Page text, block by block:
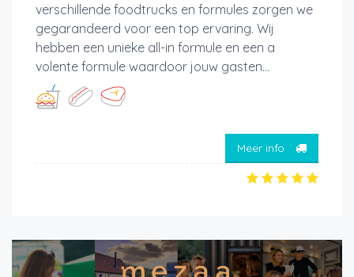
verschillende foodtrucks en formules zorgen we
gegarandeerd voor een top ervaring. Wij
hebben een unieke all-in formule en een a
volente formule waardoor jouw gasten...
Meer info